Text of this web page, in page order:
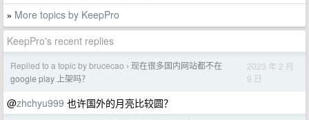
» More topics by KeepPro
KeepPro's recent replies
Replied to a topic by brucecao › 现在很多国内网站都不在
google play 上架吗？
2023 年 2 月
9 日
@zhchyu999 也许国外的月亮比较圆？